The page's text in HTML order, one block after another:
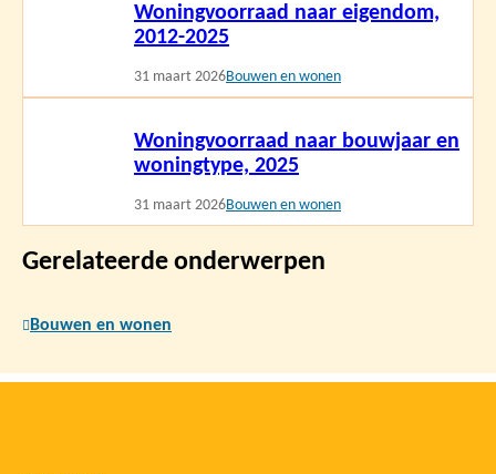
Woningvoorraad naar eigendom,
2012-2025
31 maart 2026Bouwen en wonen
Woningvoorraad naar bouwjaar en
woningtype, 2025
31 maart 2026Bouwen en wonen
Gerelateerde onderwerpen
Bouwen en wonen